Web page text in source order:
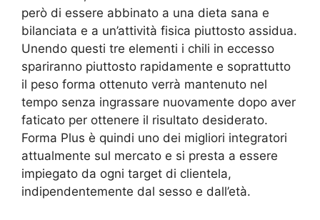
però di essere abbinato a una dieta sana e
bilanciata e a un’attività fisica piuttosto assidua.
Unendo questi tre elementi i chili in eccesso
spariranno piuttosto rapidamente e soprattutto
il peso forma ottenuto verrà mantenuto nel
tempo senza ingrassare nuovamente dopo aver
faticato per ottenere il risultato desiderato.
Forma Plus è quindi uno dei migliori integratori
attualmente sul mercato e si presta a essere
impiegato da ogni target di clientela,
indipendentemente dal sesso e dall’età.